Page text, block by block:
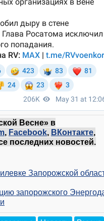
Весне» в
, Facebook, ВКонтакте,
последних новостей.
Запорожской
запорожского